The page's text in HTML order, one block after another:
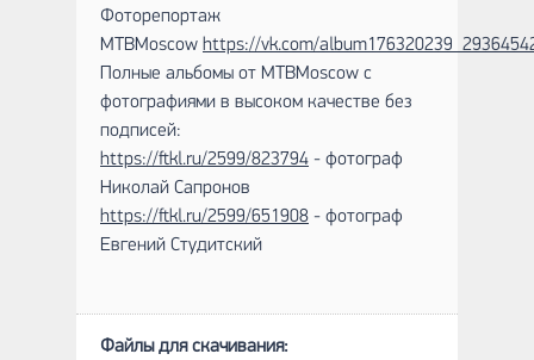
Фоторепортаж
MTBMoscow https://vk.com/
Полные альбомы от MTBMoscow с
фотографиями в высоком качестве без
подписей:
https://ftkl.ru/2599/823794 - фотограф
Николай Сапронов
https://ftkl.ru/2599/651908 - фотограф
Евгений Студитский